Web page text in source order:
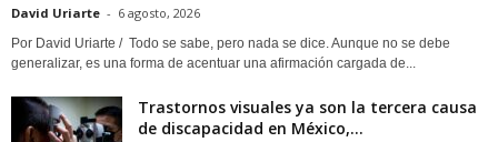
David Uriarte - 6 agosto, 2026
Por David Uriarte / Todo se sabe, pero nada se dice. Aunque no se debe
generalizar, es una forma de acentuar una afirmación cargada de...
Trastornos visuales ya son la tercera causa
de discapacidad en México,...